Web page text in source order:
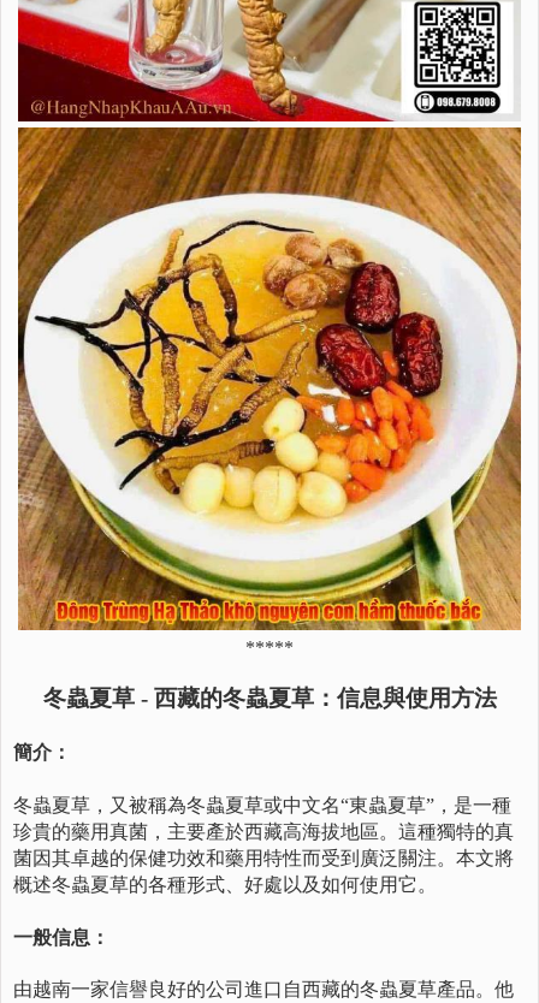
*****
冬蟲夏草 - 西藏的冬蟲夏草：信息與使用方法
簡介：
冬蟲夏草，又被稱為冬蟲夏草或中文名“東蟲夏草”，是一種
珍貴的藥用真菌，主要產於西藏高海拔地區。這種獨特的真
菌因其卓越的保健功效和藥用特性而受到廣泛關注。本文將
概述冬蟲夏草的各種形式、好處以及如何使用它。
一般信息：
由越南一家信譽良好的公司進口自西藏的冬蟲夏草產品。他